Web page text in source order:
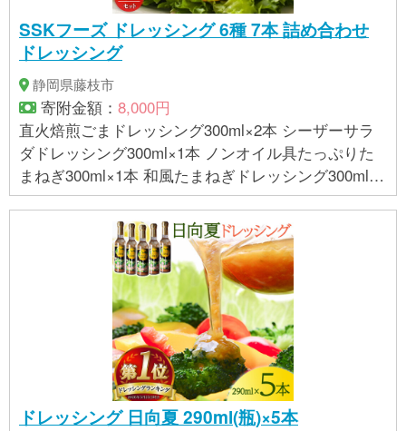
SSKフーズ ドレッシング 6種 7本 詰め合わせ
ドレッシング
静岡県藤枝市
寄附金額： 8,000円
直火焙煎ごまドレッシング300ml×2本 シーザーサラ
ダドレッシング300ml×1本 ノンオイル具たっぷりた
まねぎ300ml×1本 和風たまねぎドレッシング300ml×1
本 TACO SALADドレッシング200ml×1本 静岡県産わ
さびドレッシング160ml×1本 計7本セット
ドレッシング 日向夏 290ml(瓶)×5本